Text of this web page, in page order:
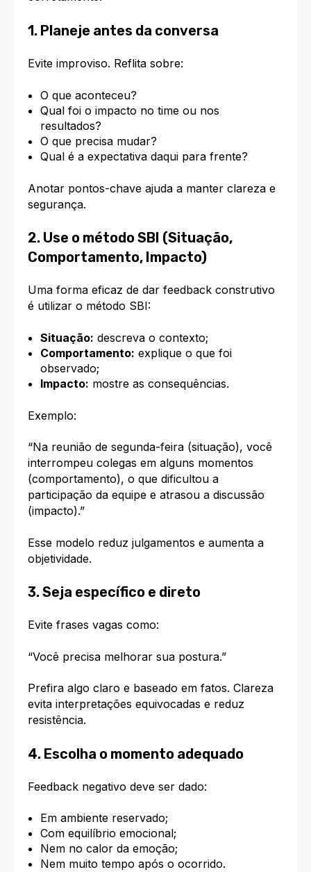
1. Planeje antes da conversa
Evite improviso. Reflita sobre:
O que aconteceu?
Qual foi o impacto no time ou nos
resultados?
O que precisa mudar?
Qual é a expectativa daqui para frente?
Anotar pontos-chave ajuda a manter clareza e
segurança.
2. Use o método SBI (Situação,
Comportamento, Impacto)
Uma forma eficaz de dar feedback construtivo
é utilizar o método SBI:
Situação: descreva o contexto;
Comportamento: explique o que foi
observado;
Impacto: mostre as consequências.
Exemplo:
“Na reunião de segunda-feira (situação), você
interrompeu colegas em alguns momentos
(comportamento), o que dificultou a
participação da equipe e atrasou a discussão
(impacto).”
Esse modelo reduz julgamentos e aumenta a
objetividade.
3. Seja específico e direto
Evite frases vagas como:
“Você precisa melhorar sua postura.”
Prefira algo claro e baseado em fatos. Clareza
evita interpretações equivocadas e reduz
resistência.
4. Escolha o momento adequado
Feedback negativo deve ser dado:
Em ambiente reservado;
Com equilíbrio emocional;
Nem no calor da emoção;
Nem muito tempo após o ocorrido.